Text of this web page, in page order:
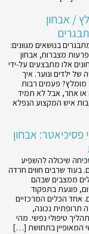
/ אבחון
בנושאים מגוונים:
מצברוח, אבחון
אלו מתבצעים על-ידי
ילדים ונוער. איך
מומלץ? פעמים רבות
או אחר, אבל לא תמיד
איש המקצוע הנפלא
פסיכיאטר: אבחון
שיכולה להשפיע
בעוד שרבים חווים חרדה
ממצבים שבהם
פוגעת בתפקוד
אחד הכלים המרכזיים
תרופתית נכונה,
טיפולי נפשי. מהי
המאופיין בתחושת […]